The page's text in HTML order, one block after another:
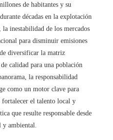
de habitantes y su
décadas en la explotación
inestabilidad de los mercados
para disminuir emisiones
diversificar la matriz
calidad para una población
la responsabilidad
como un motor clave para
fortalecer el talento local y
que resulte responsable desde
ambiental.